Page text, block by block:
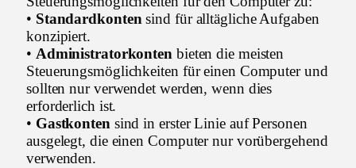
• Standardkonten sind für alltägliche Aufgaben
konzipiert.
• Administratorkonten bieten die meisten
Steuerungsmöglichkeiten für einen Computer und
sollten nur verwendet werden, wenn dies
erforderlich ist.
• Gastkonten sind in erster Linie auf Personen
ausgelegt, die einen Computer nur vorübergehend
verwenden.